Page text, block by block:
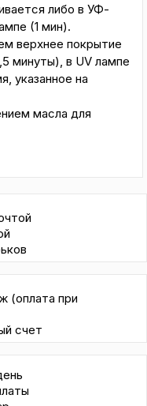
либо в УФ-
(1 мин).
верхнее покрытие
минуты), в UV лампе
указанное на
масла для
(оплата при
счет